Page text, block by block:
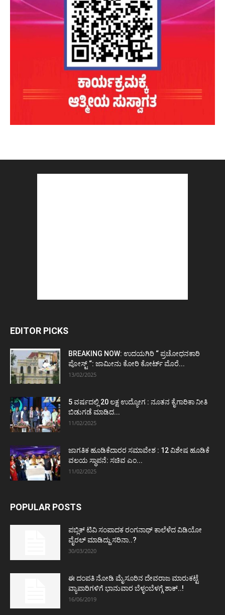
EDITOR PICKS
BREAKING NOW: ಉದಯಗಿರಿ “ ಪ್ರಚೋಧನಕಾರಿ
ಪೋಸ್ಟ್‌ “: ಜಾಮೀನು ಕೋರಿ ಕೋರ್ಟ್‌ ಮೊರೆ...
13/02/2025
5 ವರ್ಷದಲ್ಲಿ 20 ಲಕ್ಷ ಉದ್ಯೋಗ : ನೂತನ ಕೈಗಾರಿಕಾ ನೀತಿ
ಬಿಡುಗಡೆ ಮಾಡಿದ...
11/02/2025
ಜಾಗತಿಕ ಹೂಡಿಕೆದಾರರ ಸಮಾವೇಶ : 12 ವಿಶೇಷ ಹೂಡಿಕೆ
ವಲಯ ಸ್ಥಾಪನೆ: ಸಚಿವ ಎಂ...
11/02/2025
POPULAR POSTS
ಪಬ್ಲಿಕ್ ಟಿವಿ ಸಂಪಾದಕ ರಂಗನಾಥ್ ಕಾಲೆಳೆದ ವಿಡಿಯೋ
ವೈರಲ್ ಮಾಡಿದ್ದು ಸರಿನಾ..?
30/03/2020
ಈ ದಂಪತಿ ನೋಡಿ ಮೈಸೂರಿನ ದೇವರಾಜ ಮಾರುಕಟ್ಟೆ
ವ್ಯಾಪಾರಿಗಳಿಗೆ ಭಾನುವಾರ ಬೆಳ್ಳಂಬೆಳಗ್ಗೆ ಶಾಕ್..!
16/06/2019